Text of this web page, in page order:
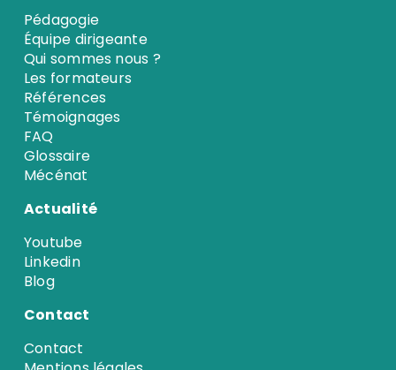
Pédagogie
Équipe dirigeante
Qui sommes nous ?
Les formateurs
Références
Témoignages
FAQ
Glossaire
Mécénat
Actualité
Youtube
Linkedin
Blog
Contact
Contact